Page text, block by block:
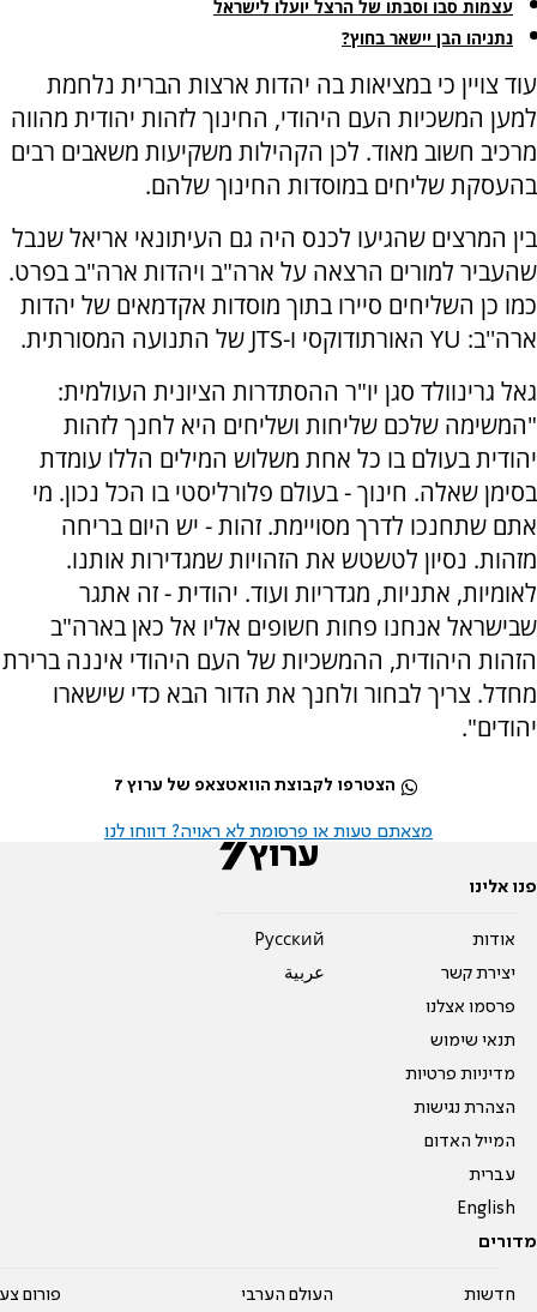
עצמות סבו וסבתו של הרצל יועלו לישראל
נתניהו הבן יישאר בחוץ?
עוד צויין כי במציאות בה יהדות ארצות הברית נלחמת
למען המשכיות העם היהודי, החינוך לזהות יהודית מהווה
מרכיב חשוב מאוד. לכן הקהילות משקיעות משאבים רבים
בהעסקת שליחים במוסדות החינוך שלהם.
בין המרצים שהגיעו לכנס היה גם העיתונאי אריאל שנבל
שהעביר למורים הרצאה על ארה"ב ויהדות ארה"ב בפרט.
כמו כן השליחים סיירו בתוך מוסדות אקדמאים של יהדות
ארה''ב: YU האורתודוקסי ו-JTS של התנועה המסורתית.
גאל גרינוולד סגן יו"ר ההסתדרות הציונית העולמית:
"המשימה שלכם שליחות ושליחים היא לחנך לזהות
יהודית בעולם בו כל אחת משלוש המילים הללו עומדת
בסימן שאלה. חינוך - בעולם פלורליסטי בו הכל נכון. מי
אתם שתחנכו לדרך מסויימת. זהות - יש היום בריחה
מזהות. נסיון לטשטש את הזהויות שמגדירות אותנו.
לאומיות, אתניות, מגדריות ועוד. יהודית - זה אתגר
שבישראל אנחנו פחות חשופים אליו אל כאן בארה"ב
הזהות היהודית, ההמשכיות של העם היהודי איננה ברירת
מחדל. צריך לבחור ולחנך את הדור הבא כדי שישארו
יהודים".
הצטרפו לקבוצת הוואטצאפ של ערוץ 7
מצאתם טעות או פרסומת לא ראויה? דווחו לנו
פנו אלינו
אודות
יצירת קשר
פרסמו אצלנו
תנאי שימוש
מדיניות פרטיות
הצהרת נגישות
המייל האדום
עברית
English
Pусский
عربية
מדורים
חדשות העולם הערבי פורום